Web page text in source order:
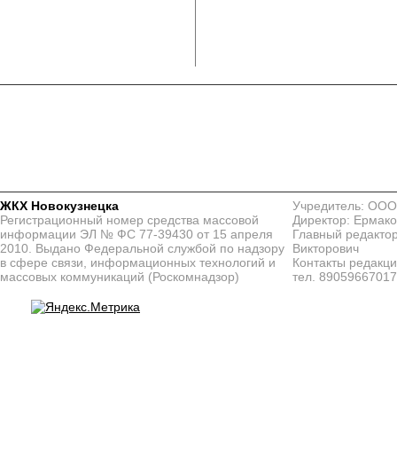
ЖКХ Новокузнецка
Регистрационный номер средства массовой
информации ЭЛ № ФС 77-39430 от 15 апреля
2010. Выдано Федеральной службой по надзору
в сфере связи, информационных технологий и
массовых коммуникаций (Роскомнадзор)
Учредитель:
Директор:
Главный
Викторович
Контакты
тел. 89059667017